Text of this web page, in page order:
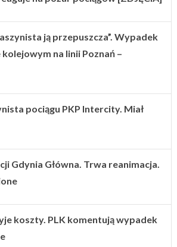
ją przepuszcza”. Wypadek
na linii Poznań –
pociągu PKP Intercity. Miał
Gdynia Główna. Trwa reanimacja.
koszty. PLK komentują wypadek